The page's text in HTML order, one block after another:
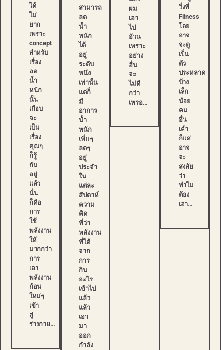
ได้
ไม่
ยาก
เพราะ
concept
สำหรับ
เรื่อง
ลด
น้ำ
หนัก
นั้น
เกือบ
จะ
เป็น
เรื่อง
คุณๆ
ก็รู้
กัน
อยู่
แล้ว
นั่น
ก็คือ
การ
ใช้
พลังงาน
ให้
มากกว่า
การ
เอา
พลังงาน
ก้อน
ใหม่ๆ
เข้า
สู่
ร่างกาย…
สามารถ
ลด
น้ำ
หนัก
ได้
อยู่
ระดับ
หนึ่ง
เท่านั้น
แต่ก็
มี
อาการ
น้ำ
หนัก
เพิ่มๆ
ลดๆ
อยู่
ประจำ
ใน
แต่ละ
สัปดาห์
ความ
คิด
ที่ว่า
พลังงาน
ที่ได้
จาก
การ
กิน
อะไร
เข้าไป
แล้ว
แล้ว
เอา
มา
ออก
กำลัง
ผม
เอา
ไป
อ้วน
เพราะ
อย่าง
อื่น
จะ
ไม่ดี
กว่า
เหรอ…
วิ่งที่
Fitness
โดย
อาจ
จะดู
เป็น
ตัว
ประหลาด
บ้าง
เล็ก
น้อย
คน
อื่น
เค้า
ก็แค่
อาจ
จะ
สงสัย
ว่า
ทำไม
ต้อง
เอา…